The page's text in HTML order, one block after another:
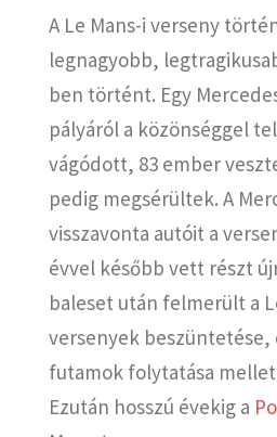
A Le Mans-i verseny
legnagyobb,
ben történt. Egy
pályáról a közönséggel
vágódott, 83 ember
pedig megsérültek. A
visszavonta autóit a
évvel később vett részt
baleset után felmerült a
versenyek beszüntetése,
futamok folytatása
Ezután hosszú évekig a